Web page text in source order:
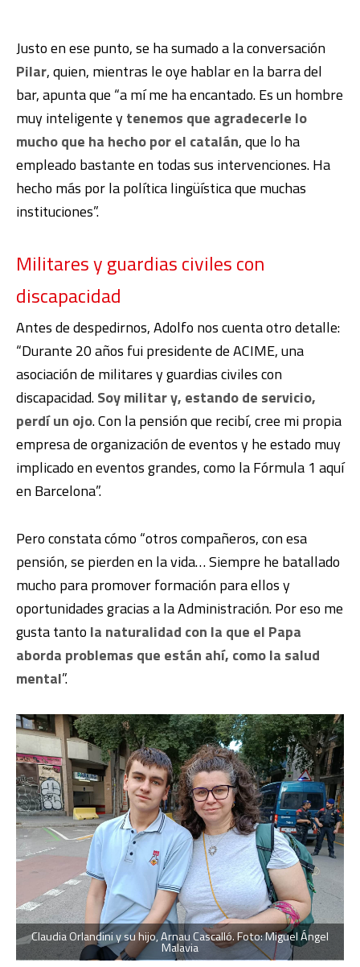
Justo en ese punto, se ha sumado a la conversación
Pilar, quien, mientras le oye hablar en la barra del
bar, apunta que “a mí me ha encantado. Es un hombre
muy inteligente ytenemos que agradecerle lo
mucho que ha hecho por el catalán, que lo ha
empleado bastante en todas sus intervenciones. Ha
hecho más por la política lingüística que muchas
instituciones”.
Militares y guardias civiles con
discapacidad
Antes de despedirnos, Adolfo nos cuenta otro detalle:
“Durante 20 años fui presidente de ACIME, una
asociación de militares y guardias civiles con
discapacidad.Soy militar y, estando de servicio,
perdí un ojo. Con la pensión que recibí, cree mi propia
empresa de organización de eventos y he estado muy
implicado en eventos grandes, como la Fórmula 1 aquí
en Barcelona”.
Pero constata cómo “otros compañeros, con esa
pensión, se pierden en la vida… Siempre he batallado
mucho para promover formación para ellos y
oportunidades gracias a la Administración. Por eso me
gusta tanto la naturalidad con la que el Papa
aborda problemas que están ahí, como la salud
mental”.
Claudia Orlandini y su hijo, Arnau Cascalló. Foto: Miguel Ángel
Malavia